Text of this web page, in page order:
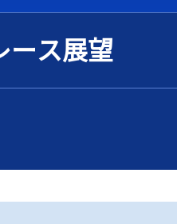
ー
アクセス・
ース展望